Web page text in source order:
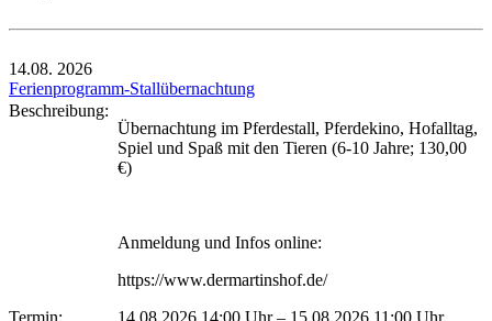
14.08. 2026
Ferienprogramm-Stallübernachtung
Beschreibung:
Übernachtung im Pferdestall, Pferdekino, Hofalltag,
Spiel und Spaß mit den Tieren (6-10 Jahre; 130,00
€)
Anmeldung und Infos online:
https://www.dermartinshof.de/
Termin:
14.08.2026 14:00 Uhr– 15.08.2026 11:00 Uhr